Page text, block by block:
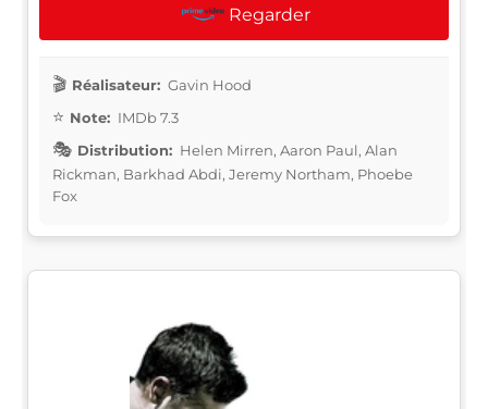
Regarder
Réalisateur: Gavin Hood
Note: IMDb 7.3
Distribution: Helen Mirren, Aaron Paul, Alan
Rickman, Barkhad Abdi, Jeremy Northam, Phoebe
Fox